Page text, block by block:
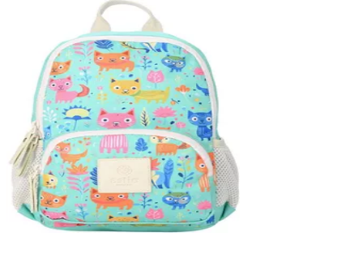
παρέχουμε λειτουργίες μέσων κοινωνικής δικτύωσης και να
αναλύουμε την κυκλοφορία μας. Εμείς και οι 1022 συνεργάτες
μας επεξεργαζόμαστε προσωπικά σας δεδομένα, π.χ. τη
διεύθυνση IP σας, χρησιμοποιώντας τεχνολογία όπως cookies
για να αποθηκεύουμε και να έχουμε πρόσβαση σε πληροφορίες
στη συσκευή σας, με σκοπό την προβολή εξατομικευμένων
διαφημίσεων και περιεχομένου, τις μετρήσεις σχετικά με
διαφημίσεις και περιεχόμενο, την καλύτερη εικόνα του κοινού
μας και την ανάπτυξη προϊόντων. Επίσης, κοινοποιούμε
πληροφορίες σχετικά με την από μέρους σας χρήση της
τοποθεσίας μας στους συνεργάτες μέσων κοινωνικής
δικτύωσης, διαφημίσεων και ανάλυσης.